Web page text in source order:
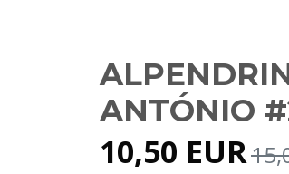
ANTÓNIO
10,50 EUR